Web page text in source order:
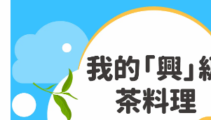
我們將舉辦一場別開生面的謝師宴，讓
果，並將這份對家鄉的熱情傳承給學弟
活動，讓孩子們成為蘇澳美食文化的小